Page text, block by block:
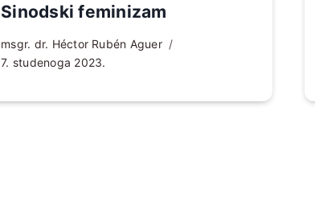
Sinodski feminizam
msgr. dr. Héctor Rubén Aguer
7. studenoga 2023.